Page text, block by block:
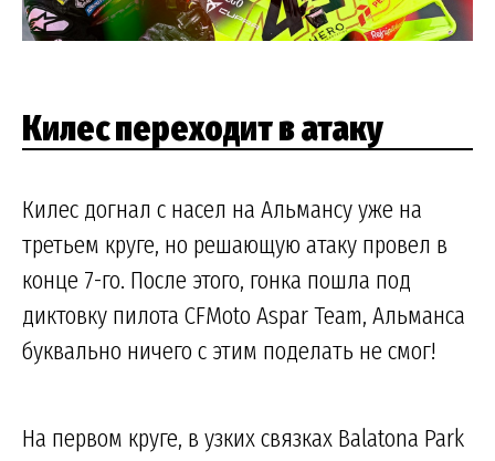
Килес переходит в атаку
Килес догнал с насел на Альмансу уже на
третьем круге, но решающую атаку провел в
конце 7-го. После этого, гонка пошла под
диктовку пилота CFMoto Aspar Team, Альманса
буквально ничего с этим поделать не смог!
На первом круге, в узких связках Balatona Park